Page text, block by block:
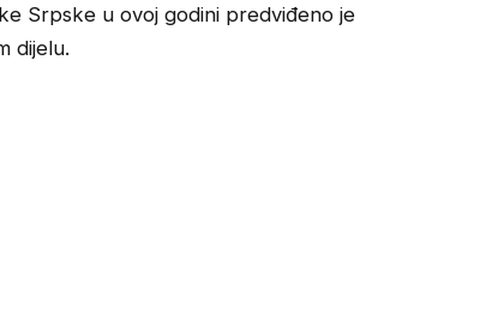
Srpske u ovoj godini predviđeno je
dijelu.